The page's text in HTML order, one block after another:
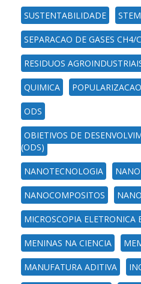
SUSTENTABILIDADE STEM
SEPARACAO DE GASES CH4/
RESIDUOS
QUIMICA
ODS
OBJETIVOS DE
(ODS)
NANOTECNOLOGIA
NANOCOMPOSITOS
MICROSCOPIA ELETRONICA
MENINAS NA CIENCIA
MANUFATURA ADITIVA